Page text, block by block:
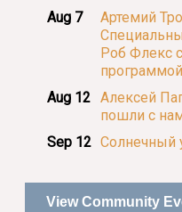
Aug 7
Артемий
Роб Флекс
Aug 12 Алексей
пошли с
Sep 12 Солнечный
View Community